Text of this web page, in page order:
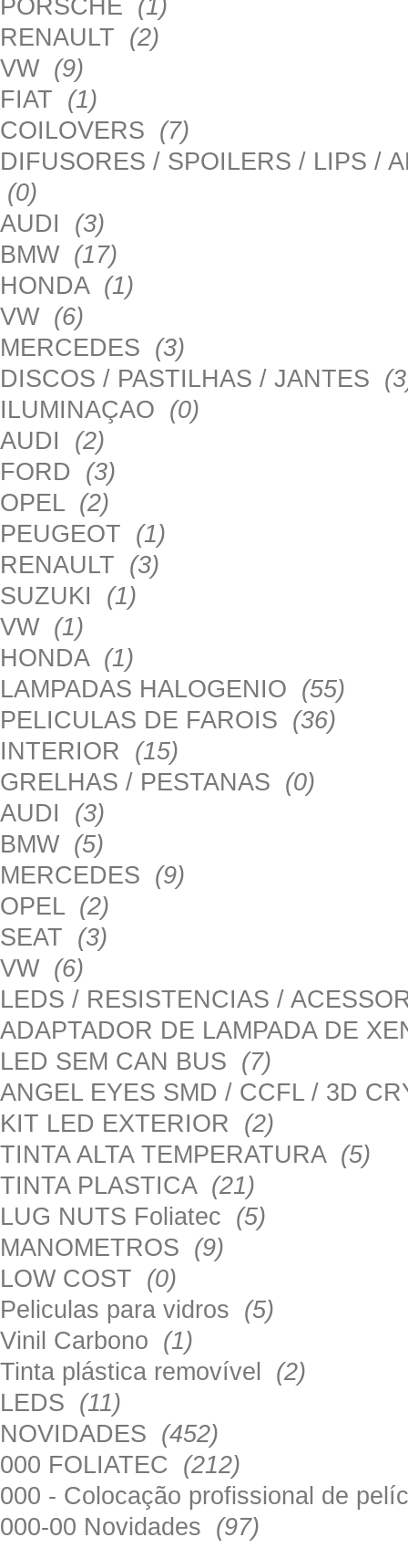
PORSCHE (1)
RENAULT (2)
VW (9)
FIAT (1)
COILOVERS (7)
DIFUSORES / SPOILERS / LIPS /
(0)
AUDI (3)
BMW (17)
HONDA (1)
VW (6)
MERCEDES (3)
DISCOS / PASTILHAS / JANTES
ILUMINAÇAO (0)
AUDI (2)
FORD (3)
OPEL (2)
PEUGEOT (1)
RENAULT (3)
SUZUKI (1)
VW (1)
HONDA (1)
LAMPADAS HALOGENIO (55)
PELICULAS DE FAROIS (36)
INTERIOR (15)
GRELHAS / PESTANAS (0)
AUDI (3)
BMW (5)
MERCEDES (9)
OPEL (2)
SEAT (3)
VW (6)
LEDS / RESISTENCIAS /
ADAPTADOR DE LAMPADA DE
LED SEM CAN BUS (7)
ANGEL EYES SMD / CCFL / 3D
KIT LED EXTERIOR (2)
TINTA ALTA TEMPERATURA (5)
TINTA PLASTICA (21)
LUG NUTS Foliatec (5)
MANOMETROS (9)
LOW COST (0)
Peliculas para vidros (5)
Vinil Carbono (1)
Tinta plástica removível (2)
LEDS (11)
NOVIDADES (452)
000 FOLIATEC (212)
000 - Colocação profissional de
000-00 Novidades (97)